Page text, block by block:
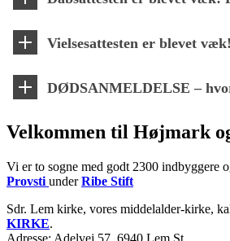
Vielsesattesten er blevet
DØDSANMELDELSE –
Velkommen til Højmark
Vi er to sogne med godt 2300 indbyggere
Provsti underRibe Stift
Sdr. Lem kirke, vores middelalder-kirke,
KIRKE.
Adresse: Adelvej 57, 6940 Lem St.